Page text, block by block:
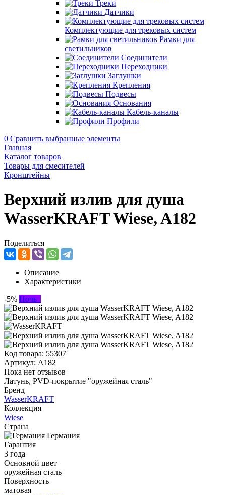
Треки
Датчики
Комплектующие для трековых систем
Рамки для
светильников
Соединители
Переходники
Заглушки
Крепления
Подвесы
Основания
Кабель-каналы
Профили
0 Сравнить выбранные элементы
Главная
Каталог товаров
Товары для смесителей
Кронштейны
Верхний излив для душа
WasserKRAFT Wiese, A182
Поделиться
Описание
Характеристики
-5% Ночь
Код товара: 55307
Артикул: A182
Пока нет отзывов
Латунь, PVD-покрытие "оружейная сталь"
Бренд
WasserKRAFT
Коллекция
Wiese
Страна
Германия
Гарантия
3 года
Основной цвет
оружейная сталь
Поверхность
матовая